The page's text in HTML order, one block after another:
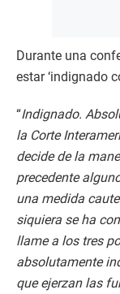
Durante una
estar ‘indignado
“Indignado.
la Corte
decide de la
precedente
una medida
siquiera se ha
llame a los tres
absolutamente
que ejerzan las